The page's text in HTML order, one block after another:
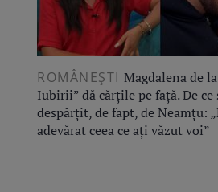
ROMÂNEŞTI Magdalena de la
Iubirii” dă cărțile pe față. De ce
despărțit, de fapt, de Neamțu:
adevărat ceea ce ați văzut voi”